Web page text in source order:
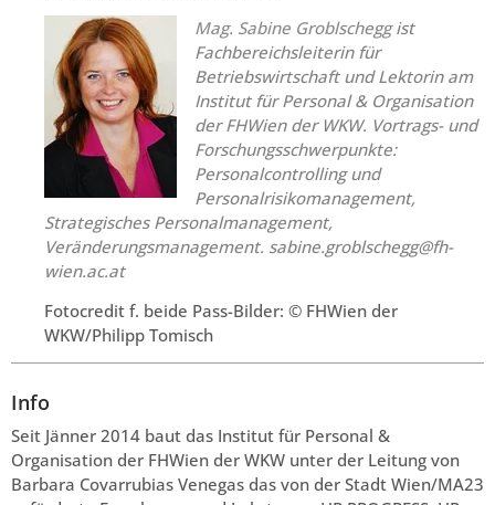
Mag. Sabine Groblscheggist
Fachbereichsleiterin für
Betriebswirtschaft und Lektorin am
Institut für Personal & Organisation
der FHWien der WKW. Vortrags- und
Forschungsschwerpunkte:
Personalcontrolling und
Personalrisikomanagement,
Strategisches Personalmanagement,
Veränderungsmanagement. sabine.groblschegg@fh-
wien.ac.at
Fotocredit f. beide Pass-Bilder: © FHWien der
WKW/Philipp Tomisch
Info
Seit Jänner 2014 baut das Institut für Personal &
Organisation der FHWien der WKW unter der Leitung von
Barbara Covarrubias Venegas das von der Stadt Wien/MA23